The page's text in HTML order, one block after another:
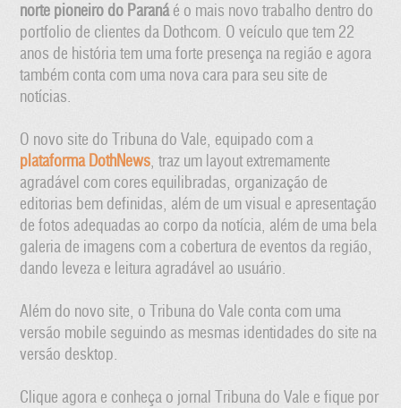
norte pioneiro do Paranáé o mais novo trabalho dentro do
portfolio de clientes da Dothcom. O veículo que tem 22
anos de história tem uma forte presença na região e agora
também conta com uma nova cara para seu site de
notícias.
O novo site do Tribuna do Vale, equipado com a
plataforma DothNews, traz um layout extremamente
agradável com cores equilibradas, organização de
editorias bem definidas, além de um visual e apresentação
de fotos adequadas ao corpo da notícia, além de uma bela
galeria de imagens com a cobertura de eventos da região,
dando leveza e leitura agradável ao usuário.
Além do novo site, o Tribuna do Vale conta com uma
versão mobile seguindo as mesmas identidades do site na
versão desktop.
Clique agora e conheça o jornal Tribuna do Vale e fique por